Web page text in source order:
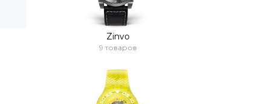
Zinvo
9 товаров